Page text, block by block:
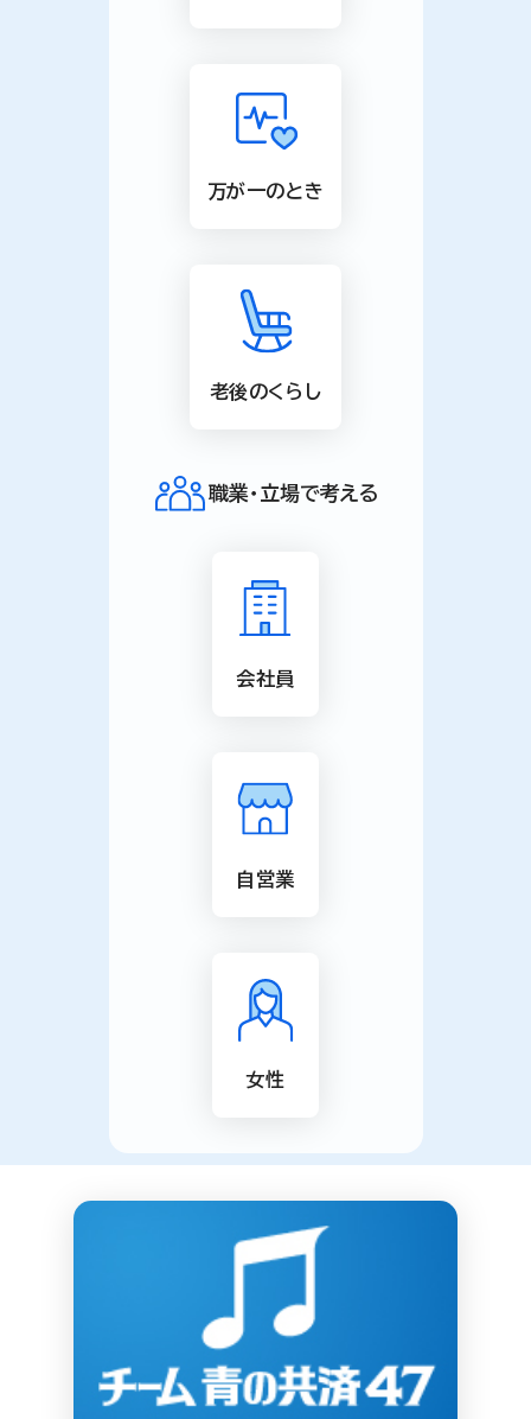
万が一のとき
老後のくらし
職業・立場で考える
会社員
自営業
女性